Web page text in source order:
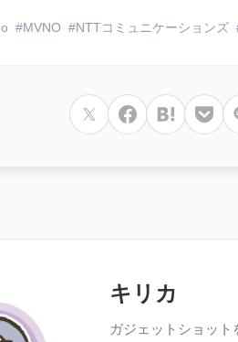
MVNO NTTコミュニケーションズ
キリカ
ガジェットショッ